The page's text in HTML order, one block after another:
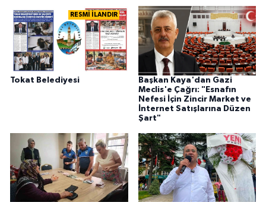
RESMİ İLANDIR
Tokat Belediyesi
Başkan Kaya'dan Gazi
Meclis'e Çağrı: "Esnafın
Nefesi İçin Zincir Market ve
İnternet Satışlarına Düzen
Şart"